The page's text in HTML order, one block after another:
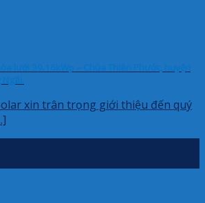
lưới 39.16kWp – Chùa Thiên Phước, huyện
xin trân trọng giới thiệu đến quý